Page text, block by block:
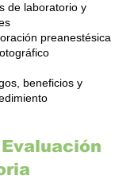
de laboratorio y
preanestésica
beneficios y